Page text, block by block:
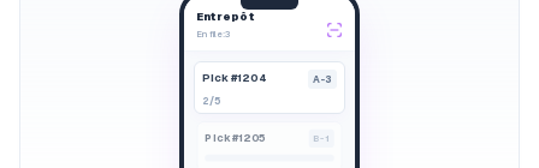
Entrepôt
En file:3
Pick #1204
A-3
2/5
Pick #1205 B-1